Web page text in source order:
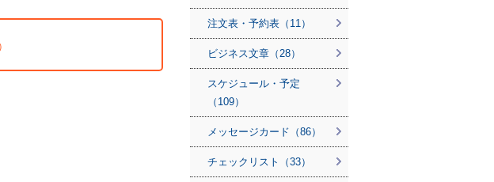
注文表・予約表（11）
ビジネス文章（28）
スケジュール・予定
（109）
メッセージカード（86）
チェックリスト（33）